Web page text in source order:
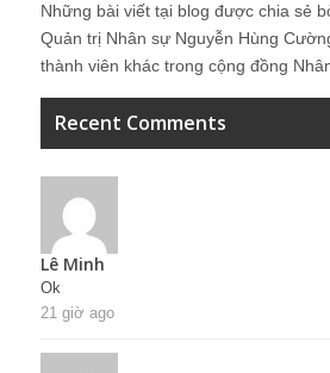
Những bài viết tại blog được chia sẻ
Quản trị Nhân sự Nguyễn Hùng
thành viên khác trong cộng đồng
Recent Comments
Lê Minh
Ok
21 giờ ago